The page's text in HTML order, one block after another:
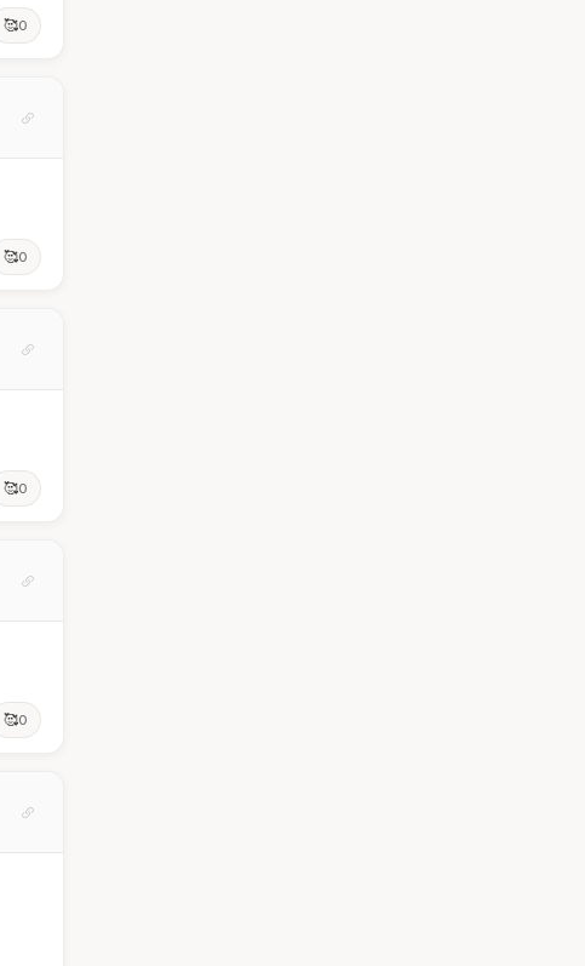
🥰0
🥰0
🥰0
🥰0